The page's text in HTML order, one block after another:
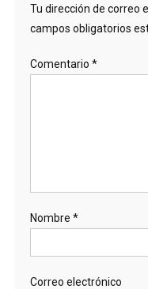
Tu dirección de correo
campos obligatorios
Comentario *
Nombre *
Correo electrónico